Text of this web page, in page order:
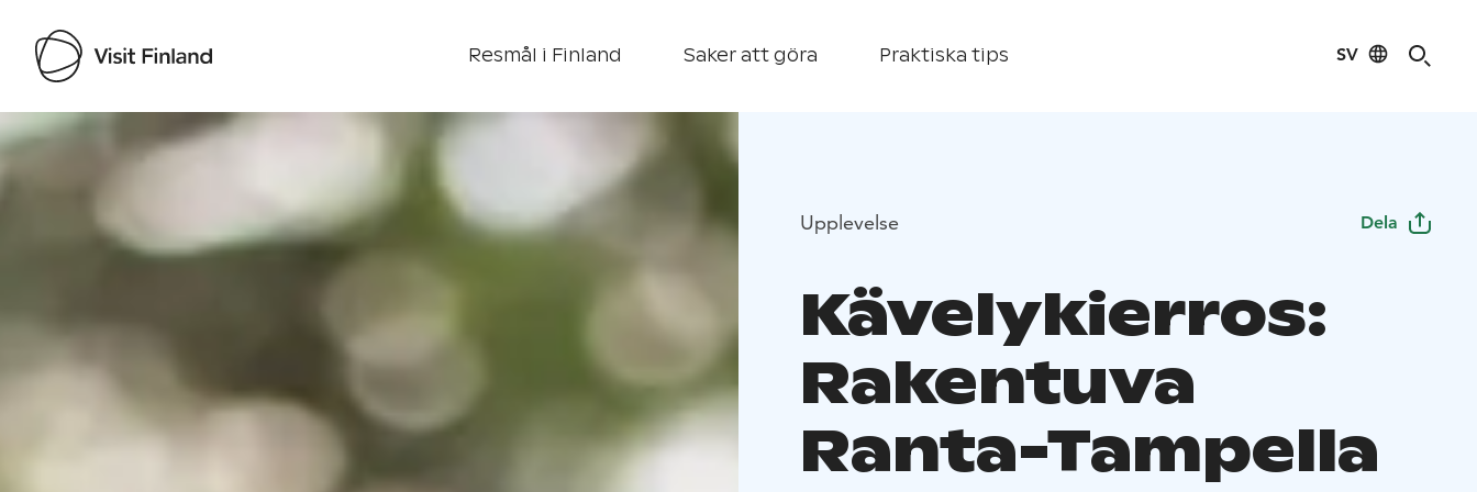
Resmål i Finland Saker att göra Praktiska tips SV
Visit Finland
Upplevelse Dela
Kävelykierros:
Rakentuva
Ranta-Tampella